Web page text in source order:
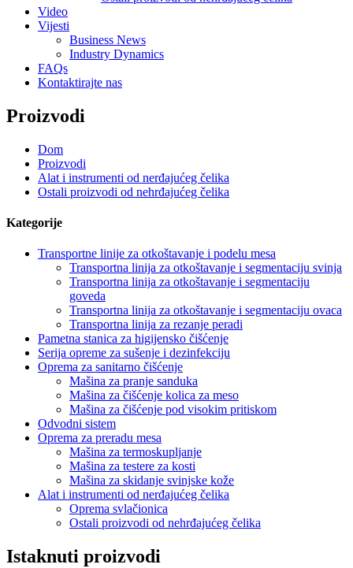
Video
Vijesti
Business News
Industry Dynamics
FAQs
Kontaktirajte nas
Proizvodi
Dom
Proizvodi
Alat i instrumenti od nerđajućeg čelika
Ostali proizvodi od nehrđajućeg čelika
Kategorije
Transportne linije za otkoštavanje i podelu mesa
Transportna linija za otkoštavanje i segmentaciju svinja
Transportna linija za otkoštavanje i segmentaciju
goveda
Transportna linija za otkoštavanje i segmentaciju ovaca
Transportna linija za rezanje peradi
Pametna stanica za higijensko čišćenje
Serija opreme za sušenje i dezinfekciju
Oprema za sanitarno čišćenje
Mašina za pranje sanduka
Mašina za čišćenje kolica za meso
Mašina za čišćenje pod visokim pritiskom
Odvodni sistem
Oprema za preradu mesa
Mašina za termoskupljanje
Mašina za testere za kosti
Mašina za skidanje svinjske kože
Alat i instrumenti od nerđajućeg čelika
Oprema svlačionica
Ostali proizvodi od nehrđajućeg čelika
Istaknuti proizvodi